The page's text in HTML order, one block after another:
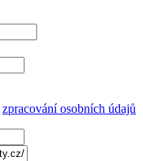
zpracování osobních údajů